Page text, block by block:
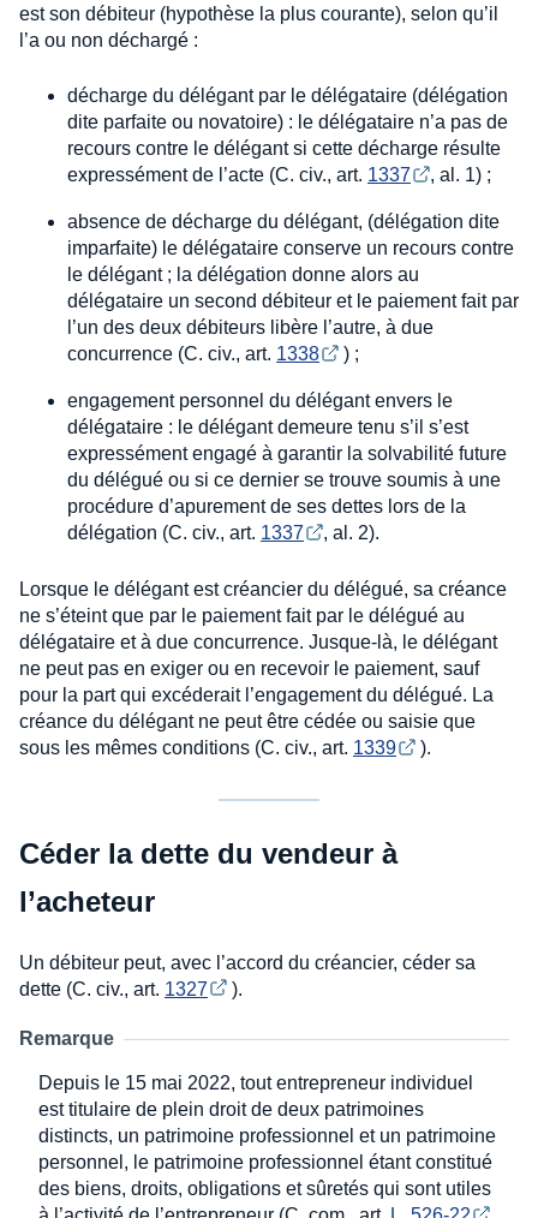
est son débiteur (hypothèse la plus courante), selon qu’il
l’a ou non déchargé :
décharge du délégant par le délégataire (délégation
dite parfaite ou novatoire) : le délégataire n’a pas de
recours contre le délégant si cette décharge résulte
expressément de l’acte (C. civ., art. 1337 , al. 1) ;
absence de décharge du délégant, (délégation dite
imparfaite) le délégataire conserve un recours contre
le délégant ; la délégation donne alors au
délégataire un second débiteur et le paiement fait par
l’un des deux débiteurs libère l’autre, à due
concurrence (C. civ., art. 1338 ) ;
engagement personnel du délégant envers le
délégataire : le délégant demeure tenu s’il s’est
expressément engagé à garantir la solvabilité future
du délégué ou si ce dernier se trouve soumis à une
procédure d’apurement de ses dettes lors de la
délégation (C. civ., art. 1337 , al. 2).
Lorsque le délégant est créancier du délégué, sa créance
ne s’éteint que par le paiement fait par le délégué au
délégataire et à due concurrence. Jusque-là, le délégant
ne peut pas en exiger ou en recevoir le paiement, sauf
pour la part qui excéderait l’engagement du délégué. La
créance du délégant ne peut être cédée ou saisie que
sous les mêmes conditions (C. civ., art. 1339 ).
Céder la dette du vendeur à
l’acheteur
Un débiteur peut, avec l’accord du créancier, céder sa
dette (C. civ., art. 1327 ).
Remarque
Depuis le 15 mai 2022, tout entrepreneur individuel
est titulaire de plein droit de deux patrimoines
distincts, un patrimoine professionnel et un patrimoine
personnel, le patrimoine professionnel étant constitué
des biens, droits, obligations et sûretés qui sont utiles